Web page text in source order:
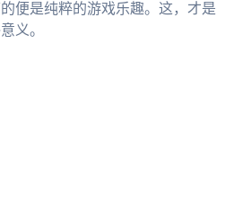
便是纯粹的游戏乐趣。这，才是
义。